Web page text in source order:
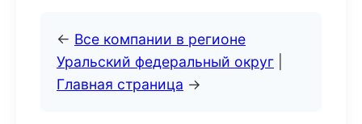
← Все компании в регионе
Уральский федеральный округ
Главная страница →